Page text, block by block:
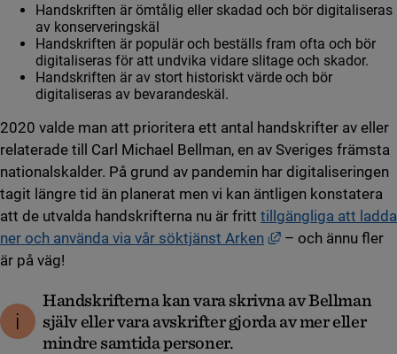
Handskriften är ömtålig eller skadad och bör digitaliseras
av konserveringskäl
Handskriften är populär och beställs fram ofta och bör
digitaliseras för att undvika vidare slitage och skador.
Handskriften är av stort historiskt värde och bör
digitaliseras av bevarandeskäl.
2020 valde man att prioritera ett antal handskrifter av eller
relaterade till Carl Michael Bellman, en av Sveriges främsta
nationalskalder. På grund av pandemin har digitaliseringen
tagit längre tid än planerat men vi kan äntligen konstatera
att de utvalda handskrifterna nu är fritt tillgängliga att ladda
ner och använda via vår söktjänst Arken
Länk till annan
– och ännu fler
är på väg!
Handskrifterna kan vara skrivna av Bellman
själv eller vara avskrifter gjorda av mer eller
mindre samtida personer.